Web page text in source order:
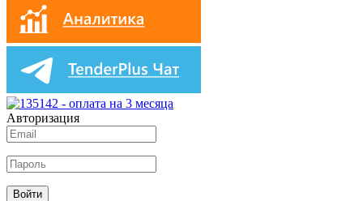
Авторизация
Войти